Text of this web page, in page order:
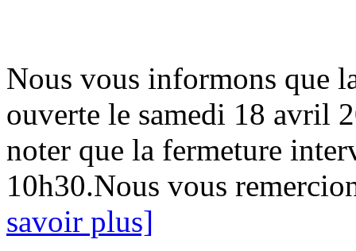
Nous vous informons que
ouverte le samedi 18 avril
noter que la fermeture
10h30.Nous vous
savoir plus]